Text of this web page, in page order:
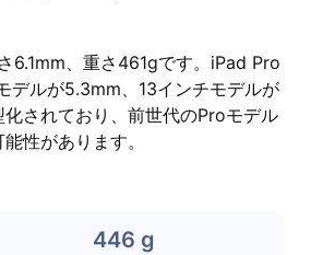
6.1mm、重さ461gです。iPad Pro
デルが5.3mm、13インチモデルが
されており、前世代のProモデル
性があります。
446 g